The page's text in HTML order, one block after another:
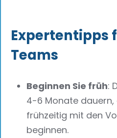
Expertentipps
Teams
Beginnen Sie früh:
4-6 Monate dauern,
frühzeitig mit den
beginnen.